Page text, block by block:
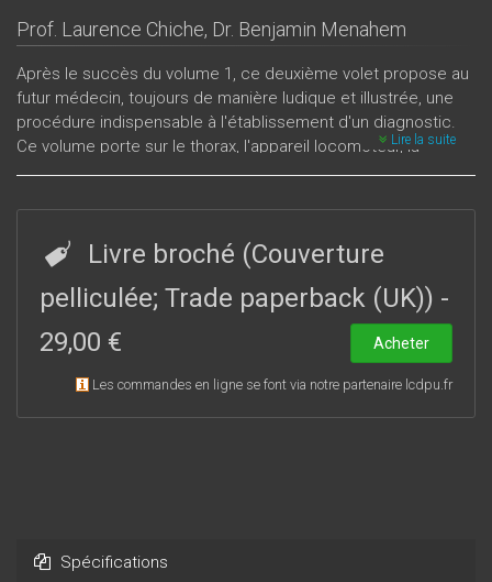
Prof. Laurence Chiche, Dr. Benjamin Menahem
Après le succès du volume 1, ce deuxième volet propose au
futur médecin, toujours de manière ludique et illustrée, une
procédure indispensable à l'établissement d'un diagnostic.
Ce volume porte sur le thorax, l'appareil locomoteur, la
pédiatrie et les spécialités de système ; il présente, comme
du CHU de Caen a été essentielle.
Lire la suite
Livre broché (Couverture
pelliculée; Trade paperback (UK)) -
29,00 €
Acheter
Les commandes en ligne se font via notre partenaire lcdpu.fr
Spécifications